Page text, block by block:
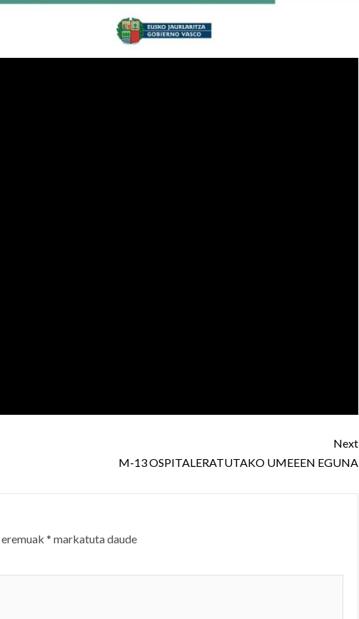
Next
M-13 OSPITALERATUTAKO UMEEEN EGUNA
* markatuta daude